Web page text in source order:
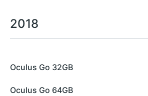
2018
Oculus Go 32GB
Oculus Go 64GB